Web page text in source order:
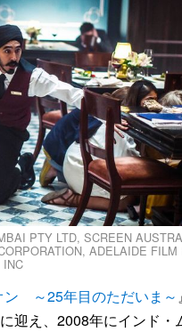
PTY LTD, SCREEN
ADELAIDE FILM
INC
ン ～25年目のただいま～
迎え、2008年にインド・